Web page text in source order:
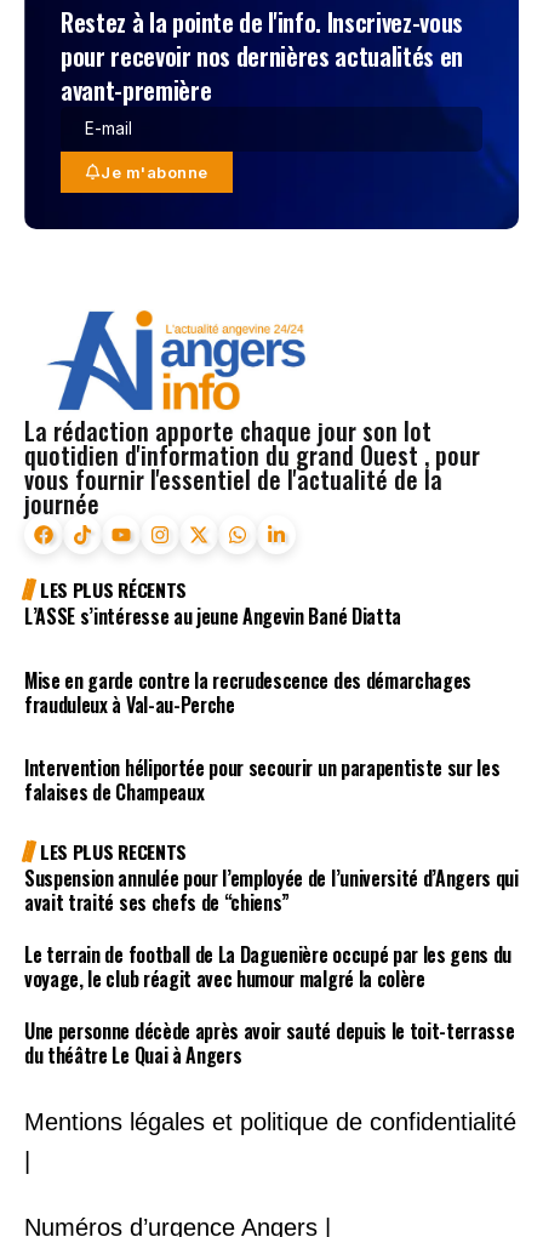
Restez à la pointe de l'info. Inscrivez-vous
pour recevoir nos dernières actualités en
avant-première
Je m'abonne
La rédaction apporte chaque jour son lot
quotidien d'information du grand Ouest , pour
vous fournir l'essentiel de l'actualité de la
journée
LES PLUS RÉCENTS
L’ASSE s’intéresse au jeune Angevin Bané Diatta
Mise en garde contre la recrudescence des démarchages
frauduleux à Val-au-Perche
Intervention héliportée pour secourir un parapentiste sur les
falaises de Champeaux
LES PLUS RECENTS
Suspension annulée pour l’employée de l’université d’Angers qui
avait traité ses chefs de “chiens”
Le terrain de football de La Daguenière occupé par les gens du
voyage, le club réagit avec humour malgré la colère
Une personne décède après avoir sauté depuis le toit-terrasse
du théâtre Le Quai à Angers
Mentions légales et politique de confidentialité
Numéros d’urgence Angers |